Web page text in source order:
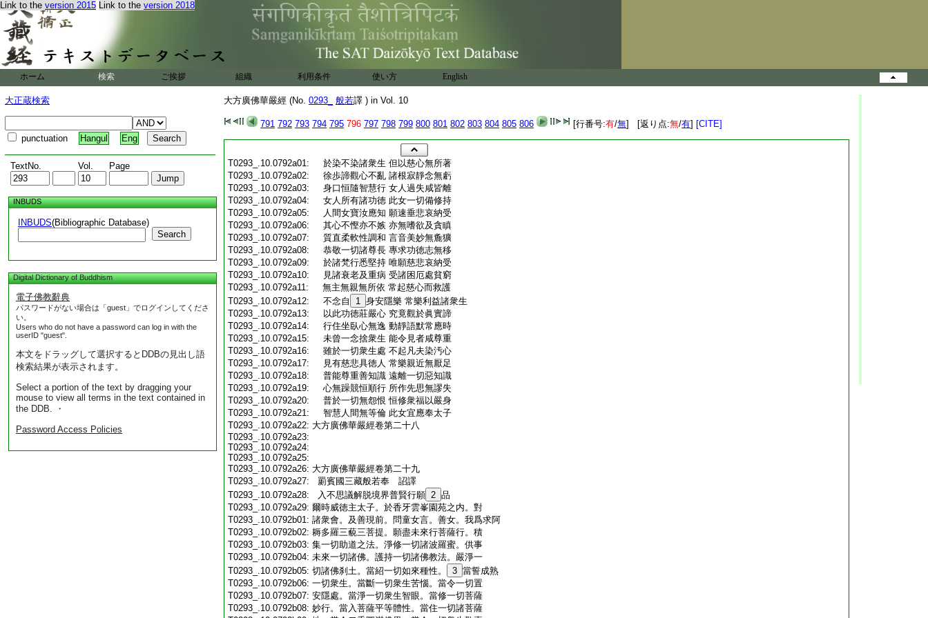
Link to the version 2015 Link to the version 2018
ホーム 検索 ご挨拶 組織 利用条件 使い方 English
大正蔵検索
punctuation Hangul Eng
TextNo. Vol. Page
INBUDS
INBUDS(Bibliographic Database)
Search
Digital Dictionary of Buddhism
電子佛教辭典
パスワードがない場合は「guest」でログインしてくださ
い。
Users who do not have a password can log in with the
userID "guest".
本文をドラッグして選択するとDDBの見出し語
検索結果が表示されます。
Select a portion of the text by dragging your
mouse to view all terms in the text contained in
the DDB. ・
Password Access Policies
大方廣佛華嚴經 (No. 0293_ 般若譯 ) in Vol. 10
791 792 793 794 795 796 797 798 799 800 801 802 803 804 805 806 [行番号:有/無] [返り点:無/有] [CITE]
T0293_.10.0792a01:
於染不染諸衆生 但以慈心無所著
T0293_.10.0792a02:
徐歩諦觀心不亂 諸根寂靜念無虧
T0293_.10.0792a03:
身口恒隨智慧行 女人過失咸皆離
T0293_.10.0792a04:
女人所有諸功徳 此女一切備修持
T0293_.10.0792a05:
人間女寶汝應知 願速垂悲哀納受
T0293_.10.0792a06:
其心不慳亦不嫉 亦無嗜欲及貪瞋
T0293_.10.0792a07:
質直柔軟性調和 言音美妙無麁獷
T0293_.10.0792a08:
恭敬一切諸尊長 專求功徳志無移
T0293_.10.0792a09:
於諸梵行悉堅持 唯願慈悲哀納受
T0293_.10.0792a10:
見諸衰老及重病 受諸困厄處貧窮
T0293_.10.0792a11:
無主無親無所依 常起慈心而救護
T0293_.10.0792a12:
不念自 1 身安隱樂 常樂利益諸衆生
T0293_.10.0792a13:
以此功徳莊嚴心 究竟觀於眞實諦
T0293_.10.0792a14:
行住坐臥心無逸 動靜語默常應時
T0293_.10.0792a15:
未曾一念捨衆生 能令見者咸尊重
T0293_.10.0792a16:
雖於一切衆生處 不起凡夫染汚心
T0293_.10.0792a17:
見有慈悲具徳人 常樂親近無厭足
T0293_.10.0792a18:
普能尊重善知識 遠離一切惡知識
T0293_.10.0792a19:
心無躁競恒順行 所作先思無謬失
T0293_.10.0792a20:
普於一切無怨恨 恒修衆福以嚴身
T0293_.10.0792a21:
智慧人間無等倫 此女宜應奉太子
T0293_.10.0792a22: 大方廣佛華嚴經卷第二十八
T0293_.10.0792a23:
T0293_.10.0792a24:
T0293_.10.0792a25:
T0293_.10.0792a26: 大方廣佛華嚴經卷第二十九
T0293_.10.0792a27:
罽賓國三藏般若奉 詔譯
T0293_.10.0792a28:
入不思議解脱境界普賢行願 2 品
T0293_.10.0792a29: 爾時威徳主太子。於香牙雲峯園苑之内。對
T0293_.10.0792b01: 諸衆會。及善現前。問童女言。善女。我爲求阿
T0293_.10.0792b02: 耨多羅三藐三菩提。願盡未來行菩薩行。積
T0293_.10.0792b03: 集一切助道之法。淨修一切諸波羅蜜。供事
T0293_.10.0792b04: 未來一切諸佛。護持一切諸佛教法。嚴淨一
T0293_.10.0792b05: 切諸佛刹土。當紹一切如來種性。 3 當誓成熟
T0293_.10.0792b06: 一切衆生。當斷一切衆生苦惱。當令一切置
T0293_.10.0792b07: 安隱處。當淨一切衆生智眼。當修一切菩薩
T0293_.10.0792b08: 妙行。當入菩薩平等體性。當住一切諸菩薩